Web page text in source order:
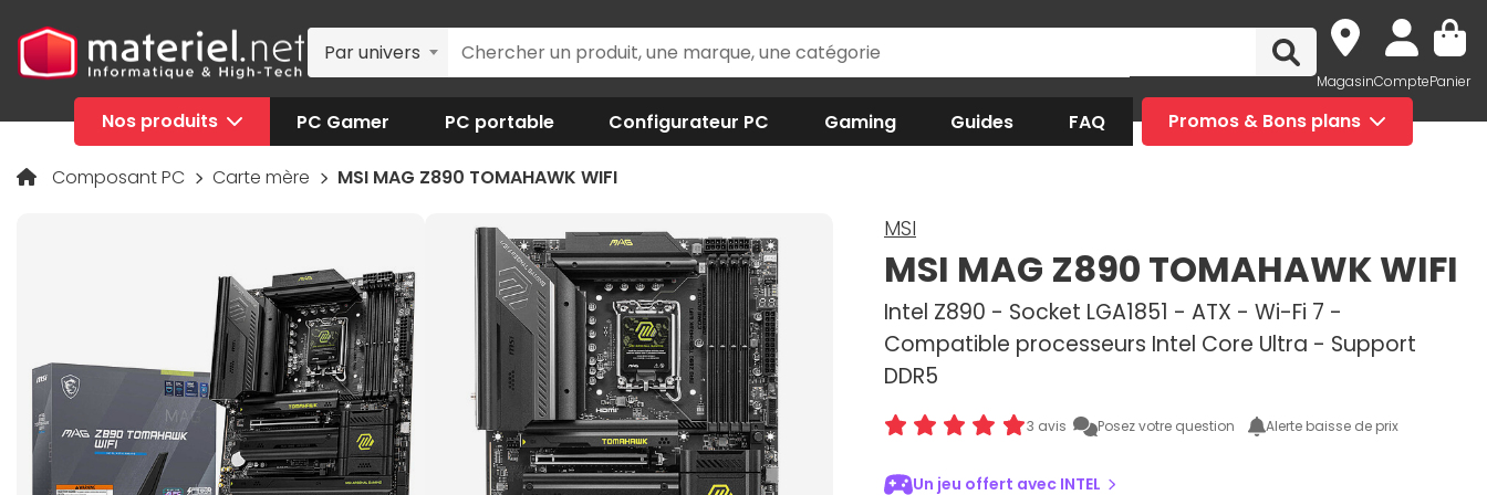
Par univers
MagasinComptePanier
Nos produits PC Gamer PC portable Configurateur PC Gaming Guides FAQ Promos & Bons plans
Composant PC Carte mère MSI MAG Z890 TOMAHAWK WIFI
MSI
MSI MAG Z890 TOMAHAWK WIFI
Intel Z890 - Socket LGA1851 - ATX - Wi-Fi 7 -
Compatible processeurs Intel Core Ultra - Support
DDR5
3 avis Posez votre question Alerte baisse de prix
Un jeu offert avec INTEL